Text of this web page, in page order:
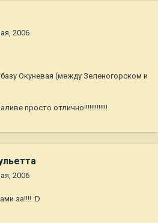
2006
Окуневая (между Зеленогорском и
просто отлично!!!!!!!!!!!!!
2006
за!!!! :D